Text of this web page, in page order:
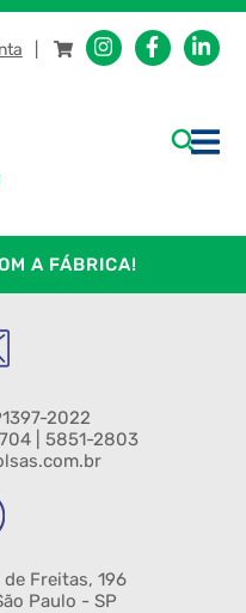
A FÁBRICA!
2022
| 5851-2803
Freitas, 196
Paulo - SP